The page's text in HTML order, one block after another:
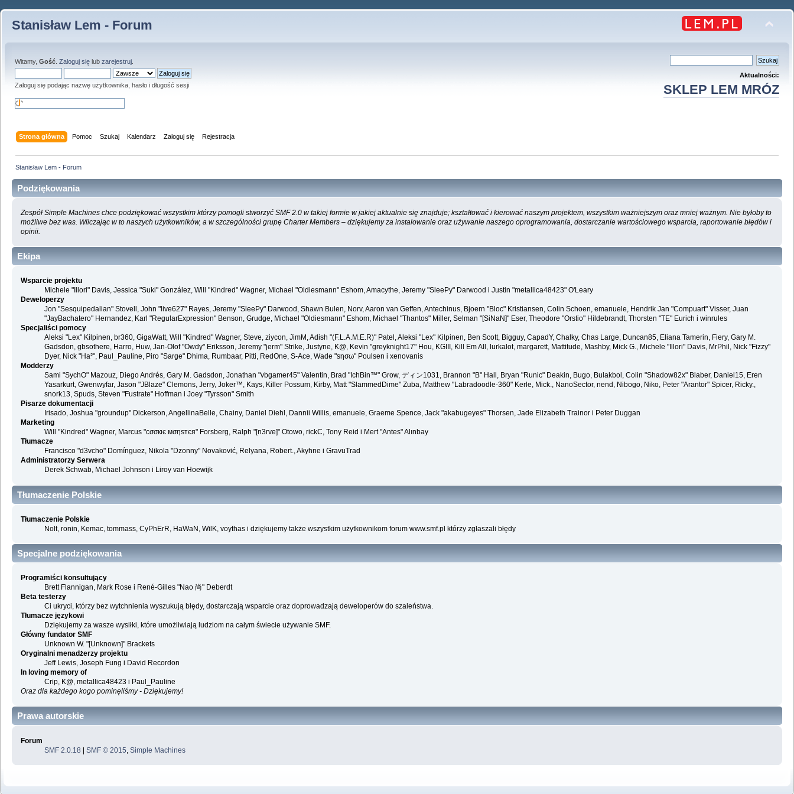
Stanisław Lem - Forum
Witamy, Gość Zaloguj się lub zarejestruj
Zaloguj się podając nazwę użytkownika, hasło i długość sesji
Aktualności:
SKLEP LEM MRÓZ
Strona główna Pomoc Szukaj Kalendarz Zaloguj się Rejestracja
Stanisław Lem - Forum
Podziękowania
Zespół Simple Machines chce podziękować wszystkim którzy pomogli stworzyć SMF 2.0 w takiej formie w jakiej aktualnie się znajduje; kształtować i kierować naszym projektem, wszystkim ważniejszym oraz mniej ważnym. Nie byłoby to
możliwe bez was. Wliczając w to naszych użytkowników, a w szczególności grupę Charter Members – dziękujemy za instalowanie oraz używanie naszego oprogramowania, dostarczanie wartościowego wsparcia, raportowanie błędów i
opinii.
Ekipa
Wsparcie projektu
Michele "Illori" Davis, Jessica "Suki" González, Will "Kindred" Wagner, Michael "Oldiesmann" Eshom, Amacythe, Jeremy "SleePy" Darwood i Justin "metallica48423" O'Leary
Deweloperzy
Jon "Sesquipedalian" Stovell, John "live627" Rayes, Jeremy "SleePy" Darwood, Shawn Bulen, Norv, Aaron van Geffen, Antechinus, Bjoern "Bloc" Kristiansen, Colin Schoen, emanuele, Hendrik Jan "Compuart" Visser, Juan
"JayBachatero" Hernandez, Karl "RegularExpression" Benson, Grudge, Michael "Oldiesmann" Eshom, Michael "Thantos" Miller, Selman "[SiNaN]" Eser, Theodore "Orstio" Hildebrandt, Thorsten "TE" Eurich i winrules
Specjaliści pomocy
Aleksi "Lex" Kilpinen, br360, GigaWatt, Will "Kindred" Wagner, Steve, ziycon, JimM, Adish "(F.L.A.M.E.R)" Patel, Aleksi "Lex" Kilpinen, Ben Scott, Bigguy, CapadY, Chalky, Chas Large, Duncan85, Eliana Tamerin, Fiery, Gary M.
Gadsdon, gbsothere, Harro, Huw, Jan-Olof "Owdy" Eriksson, Jeremy "jerm" Strike, Justyne, K@, Kevin "greyknight17" Hou, KGIII, Kill Em All, lurkalot, margarett, Mattitude, Mashby, Mick G., Michele "Illori" Davis, MrPhil, Nick "Fizzy"
Dyer, Nick "Ha²", Paul_Pauline, Piro "Sarge" Dhima, Rumbaar, Pitti, RedOne, S-Ace, Wade "sησω" Poulsen i xenovanis
Modderzy
Sami "SychO" Mazouz, Diego Andrés, Gary M. Gadsdon, Jonathan "vbgamer45" Valentin, Brad "IchBin™" Grow, ディン1031, Brannon "B" Hall, Bryan "Runic" Deakin, Bugo, Bulakbol, Colin "Shadow82x" Blaber, Daniel15, Eren
Yasarkurt, Gwenwyfar, Jason "JBlaze" Clemons, Jerry, Joker™, Kays, Killer Possum, Kirby, Matt "SlammedDime" Zuba, Matthew "Labradoodle-360" Kerle, Mick., NanoSector, nend, Nibogo, Niko, Peter "Arantor" Spicer, Ricky.,
snork13, Spuds, Steven "Fustrate" Hoffman i Joey "Tyrsson" Smith
Pisarze dokumentacji
Irisado, Joshua "groundup" Dickerson, AngellinaBelle, Chainy, Daniel Diehl, Dannii Willis, emanuele, Graeme Spence, Jack "akabugeyes" Thorsen, Jade Elizabeth Trainor i Peter Duggan
Marketing
Will "Kindred" Wagner, Marcus "cσσкιє мσηѕтєя" Forsberg, Ralph "[n3rve]" Otowo, rickC, Tony Reid i Mert "Antes" Alınbay
Tłumacze
Francisco "d3vcho" Domínguez, Nikola "Dzonny" Novaković, Relyana, Robert., Akyhne i GravuTrad
Administratorzy Serwera
Derek Schwab, Michael Johnson i Liroy van Hoewijk
Tłumaczenie Polskie
Tłumaczenie Polskie
Nolt, ronin, Kemac, tommass, CyPhErR, HaWaN, WilK, voythas i dziękujemy także wszystkim użytkownikom forum www.smf.pl którzy zgłaszali błędy
Specjalne podziękowania
Programiści konsultujący
Brett Flannigan, Mark Rose i René-Gilles "Nao 尚" Deberdt
Beta testerzy
Ci ukryci, którzy bez wytchnienia wyszukują błędy, dostarczają wsparcie oraz doprowadzają deweloperów do szaleństwa.
Tłumacze językowi
Dziękujemy za wasze wysiłki, które umożliwiają ludziom na całym świecie używanie SMF.
Główny fundator SMF
Unknown W. "[Unknown]" Brackets
Oryginalni menadżerzy projektu
Jeff Lewis, Joseph Fung i David Recordon
In loving memory of
Crip, K@, metallica48423 i Paul_Pauline
Oraz dla każdego kogo pominęliśmy - Dziękujemy!
Prawa autorskie
Forum
SMF 2.0.18 | SMF © 2015 Simple Machines